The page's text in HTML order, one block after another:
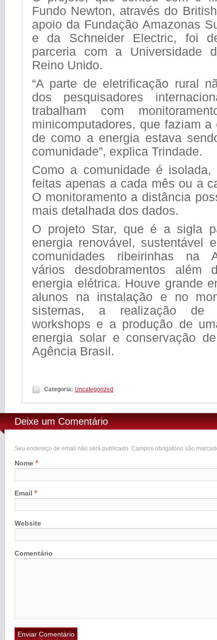
Fundo Newton, através do
apoio da Fundação Amazonas
e da Schneider Electric, foi
parceria com a Universidade
Reino Unido.
“A parte de eletrificação rural
dos pesquisadores
trabalham com
minicomputadores, que faziam
de como a energia estava
comunidade”, explica Trindade.
Como a comunidade é
feitas apenas a cada mês ou a
O monitoramento a distância
mais detalhada dos dados.
O projeto Star, que é a sigla
energia renovável, sustentável
comunidades ribeirinhas na
vários desdobramentos além
energia elétrica. Houve grande
alunos na instalação e no
sistemas, a realização de
workshops e a produção de
energia solar e conservação
Agência Brasil.
Categoria: Uncategorized
Deixe um Comentário
Seu endereço de email não será publicado. Campos obrigatório são
Nome *
Email *
Website
Comentário